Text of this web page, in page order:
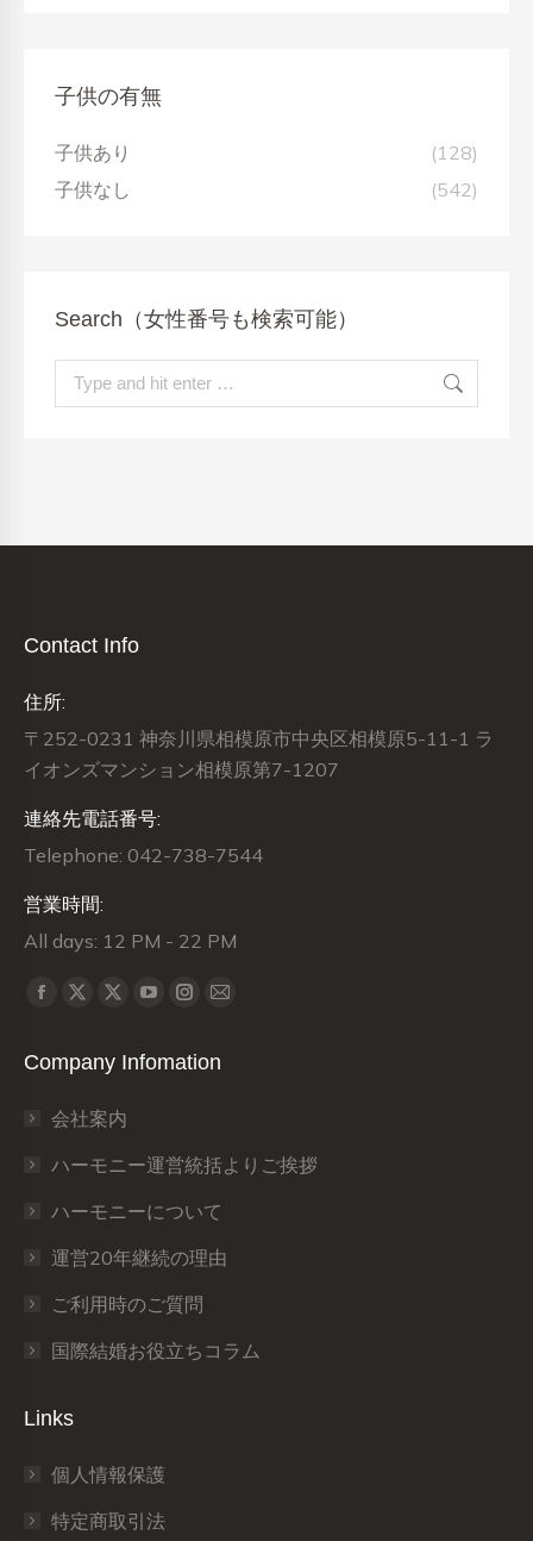
子供の有無
子供あり
(128)
子供なし
(542)
Search（女性番号も検索可能）
Search:
Contact Info
住所:
〒252-0231 神奈川県相模原市中央区相模原5-11-1 ラ
イオンズマンション相模原第7-1207
連絡先電話番号:
Telephone: 042-738-7544
営業時間:
All days: 12 PM - 22 PM
Find us on:
Facebook
opens
new
window
X
opens
new
window
X
opens
new
window
YouTube
opens
window
Instagram
opens
window
Mail
opens
window
Company Infomation
会社案内
ハーモニー運営統括よりご挨拶
ハーモニーについて
運営20年継続の理由
ご利用時のご質問
国際結婚お役立ちコラム
Links
個人情報保護
特定商取引法